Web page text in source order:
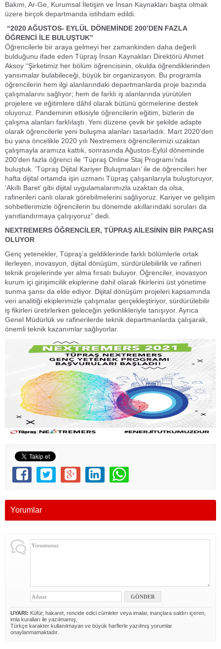
Bakım, Ar-Ge, Kurumsal İletişim ve İnsan Kaynakları başta olmak
üzere birçok departmanda istihdam edildi.
“2020 AĞUSTOS- EYLÜL DÖNEMİNDE 200’DEN FAZLA
ÖĞRENCİ İLE BULUŞTUK”
Öğrencilerle bir araya gelmeyi her zamankinden daha değerli
bulduğunu ifade eden Tüpraş İnsan Kaynakları Direktörü Ahmet
Aksoy “Şirketimiz her bölüm öğrencisinin, okulda öğrendiklerinden
yansımalar bulabileceği, büyük bir organizasyon. Bu programla
öğrencilerin hem ilgi alanlarındaki departmanlarda proje bazında
çalışmalarını sağlıyor; hem de farklı iş alanlarında yürütülen
projelere ve eğitimlere dâhil olarak bütünü görmelerine destek
oluyoruz. Pandeminin etkisiyle öğrencilerin eğitim, bizlerin de
çalışma alanları farklılaştı. Yeni düzene çevik bir şekilde adapte
olarak öğrencilerle yeni buluşma alanları tasarladık. Mart 2020’den
bu yana öncelikle 2020 yılı Nextremers öğrencilerimizi uzaktan
çalışmayla aramıza kattık, sonrasında Ağustos-Eylül döneminde
200’den fazla öğrenci ile ‘Tüpraş Online Staj Programı’nda
buluştuk. ‘Tüpraş Dijital Kariyer Buluşmaları’ ile de öğrencileri her
hafta dijital ortamda işin uzmanı Tüpraş çalışanlarıyla buluşturuyor,
‘Akıllı Baret’ gibi dijital uygulamalarımızla uzaktan da olsa,
rafinerileri canlı olarak görebilmelerini sağlıyoruz. Kariyer ve gelişim
sohbetlerimizle öğrencilerin bu dönemde akıllarındaki soruları da
yanıtlandırmaya çalışıyoruz” dedi.
NEXTREMERS ÖĞRENCİLER, TÜPRAŞ AİLESİNİN BİR PARÇASI
OLUYOR
Genç yetenekler, Tüpraş’a geldiklerinde farklı bölümlerle ortak
ilerleyen, inovasyon, dijital dönüşüm, sürdürülebilirlik ve rafineri
teknik projelerinde yer alma fırsatı buluyor. Öğrenciler, inovasyon
kurum içi girişimcilik ekiplerine dahil olarak fikirlerini üst yönetime
sunma şansı da elde ediyor. Dijital dönüşüm projeleri kapsamında
veri analitiği ekiplerimizle çalışmalar gerçekleştiriyor, sürdürülebilir
iş fikirleri üretirlerken geleceğin yetkinlikleriyle tanışıyor. Ayrıca
Genel Müdürlük ve rafinerilerde teknik departmanlarda çalışarak,
önemli teknik kazanımlar sağlıyorlar.
Yorumlar
UYARI: Küfür, hakaret, rencide edici cümleler veya imalar, inançlara saldırı içeren,
imla kuralları ile yazılmamış,
Türkçe karakter kullanılmayan ve büyük harflerle yazılmış yorumlar
onaylanmamaktadır.